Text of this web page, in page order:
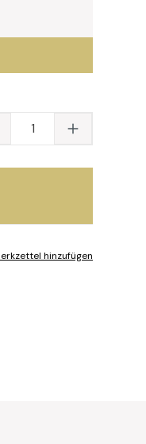
Anzahl:
hinzufügen